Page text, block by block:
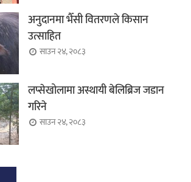
अनुदानमा भैँसी वितरणले किसान
उत्साहित
साउन २४, २०८३
लप्सेखोलामा अस्थायी बेलिब्रिज जडान
गरिने
साउन २४, २०८३